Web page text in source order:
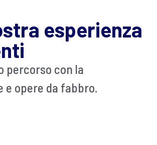
esperienza
percorso con la
e opere da fabbro.